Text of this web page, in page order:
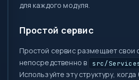
для каждого модуля.
Простой сервис
Простой сервис размещает свои
непосредственно в
src/
Используйте эту структуру,